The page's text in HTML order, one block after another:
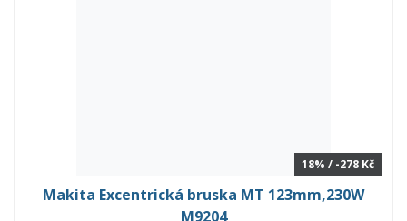
18% / -278 Kč
Makita Excentrická bruska MT 123mm,230W
M9204